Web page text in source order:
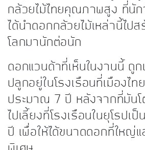
กล้วยไม้ไทยคุณภาพสูง ที่นัก
ได้นำดอกกล้วยไม้เหล่านี้ไป
โลกมานักต่อนัก
ดอกแวนด้าที่เห็นในงานนี้ ถูก
ปลูกอยู่ในโรงเรือนที่เมืองไทย
ประมาณ 7 ปี หลังจากที่มันโ
ไปเลี้ยงที่โรงเรือนในยุโรปเป็
ปี เพื่อให้ได้ขนาดดอกที่ใหญ่แ